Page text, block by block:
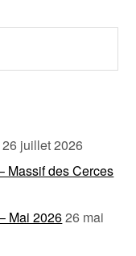
26 juillet 2026
Massif des Cerces
Mai 202626 mai